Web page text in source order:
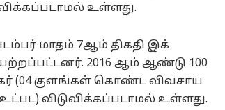
உள்ளது.
மாதம் 7ஆம் திகதி இக்
2016 ஆம் ஆண்டு 100
(04 குளங்கள் கொண்ட விவசாய
விடுவிக்கப்படாமல் உள்ளது.